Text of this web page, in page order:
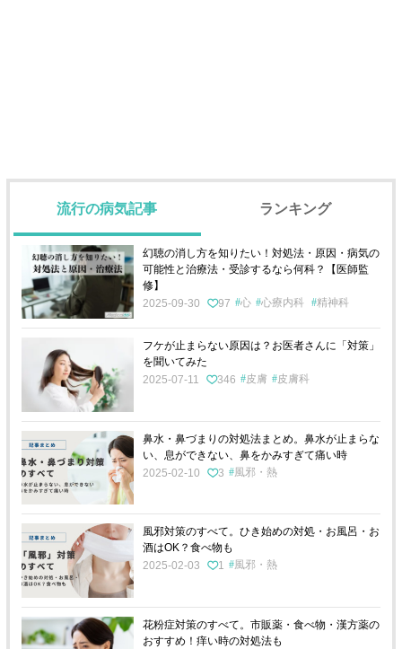
流行の病気記事 ランキング
幻聴の消し方を知りたい！対処法・原因・病気の
可能性と治療法・受診するなら何科？【医師監
修】
2025-09-30
97 心 心療内科 精神科
フケが止まらない原因は？お医者さんに「対策」
を聞いてみた
2025-07-11
346 皮膚 皮膚科
鼻水・鼻づまりの対処法まとめ。鼻水が止まらな
い、息ができない、鼻をかみすぎて痛い時
2025-02-10
3 風邪・熱
風邪対策のすべて。ひき始めの対処・お風呂・お
酒はOK？食べ物も
2025-02-03
1 風邪・熱
花粉症対策のすべて。市販薬・食べ物・漢方薬の
おすすめ！痒い時の対処法も